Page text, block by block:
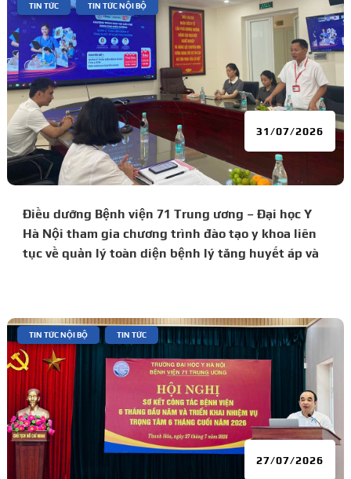
Điều dưỡng Bệnh viện 71 Trung ương – Đại học Y
Hà Nội tham gia chương trình đào tạo y khoa liên
tục về quản lý toàn diện bệnh lý tăng huyết áp và
31/07/2026
TIN TỨC TIN TỨC NỘI BỘ
27/07/2026
TIN TỨC NỘI BỘ TIN TỨC